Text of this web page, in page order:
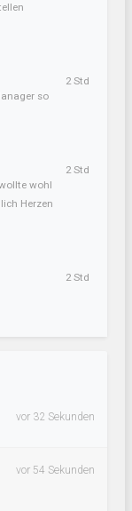
so
2 Std
wohl
Herzen
2 Std
2 Std
vor 32 Sekunden
vor 54 Sekunden